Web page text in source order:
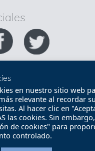
FEMP
legales
Política
y condiciones de
en nuestro sitio web
relevante al recordar
Al hacer clic en
las cookies. Sin
de cookies" para
controlado.